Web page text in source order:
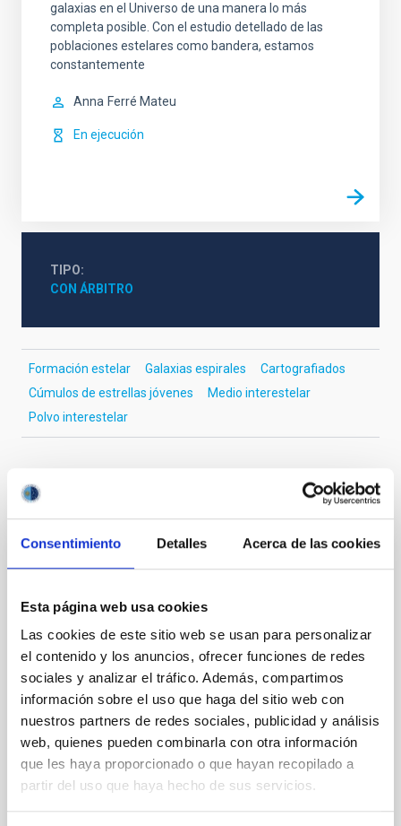
Consentimiento Detalles Acerca de las cookies
Esta página web usa cookies
Las cookies de este sitio web se usan para personalizar
el contenido y los anuncios, ofrecer funciones de redes
sociales y analizar el tráfico. Además, compartimos
información sobre el uso que haga del sitio web con
nuestros partners de redes sociales, publicidad y análisis
web, quienes pueden combinarla con otra información
que les haya proporcionado o que hayan recopilado a
partir del uso que haya hecho de sus servicios.
galaxias en el Universo de una manera lo más
completa posible. Con el estudio detellado de las
poblaciones estelares como bandera, estamos
constantemente
Anna Ferré Mateu
En ejecución
TIPO
CON ÁRBITRO
Formación estelar Galaxias espirales
Cartografiados
Cúmulos de estrellas jóvenes
Medio interestelar
Polvo interestelar
Te puede interesar
CON ÁRBITRO
Magnetic Field Alignment with Dense
Cores in the Transition between Cloud and
Core Scales
In a magnetically dominated model of star formation,
we expect to see alignments between the magnetic
field orientation of star-forming dense cores and the
cloud-scale magnetic field. A. Pandhi et al. showed
instead, however, that the orientation of cores and
their angular momentum vectors appear random
with respect to the larger-scale magnetic